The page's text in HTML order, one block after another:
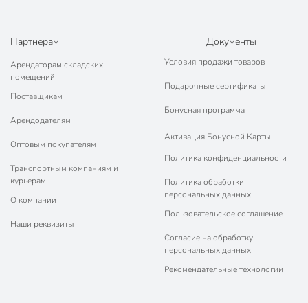
Партнерам
Арендаторам складских
помещений
Поставщикам
Арендодателям
Оптовым покупателям
Транспортным компаниям и
курьерам
О компании
Наши реквизиты
Документы
Условия продажи товаров
Подарочные сертификаты
Бонусная программа
Активация Бонусной Карты
Политика конфиденциальности
Политика обработки
персональных данных
Пользовательское соглашение
Согласие на обработку
персональных данных
Рекомендательные технологии